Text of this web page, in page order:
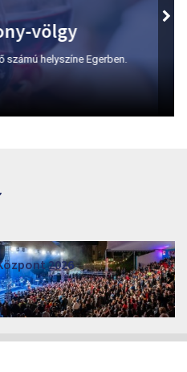
Egerben.
28.
völgy 35.